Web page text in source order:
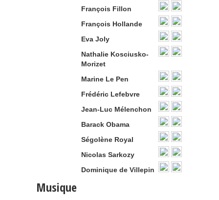
François Fillon
François Hollande
Eva Joly
Nathalie Kosciusko-
Morizet
Marine Le Pen
Frédéric Lefebvre
Jean-Luc Mélenchon
Barack Obama
Ségolène Royal
Nicolas Sarkozy
Dominique de Villepin
Musique